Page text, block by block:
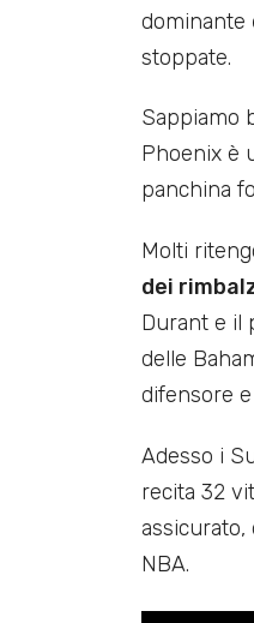
dominante
stoppate.
Sappiamo
Phoenix è
panchina
Molti
dei
Durant e il
delle
difensore
Adesso i
recita 32
NBA.